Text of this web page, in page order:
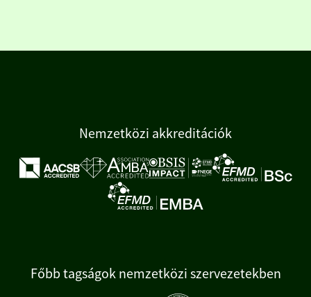
Nemzetközi akkreditációk
Főbb tagságok nemzetközi szervezetekben